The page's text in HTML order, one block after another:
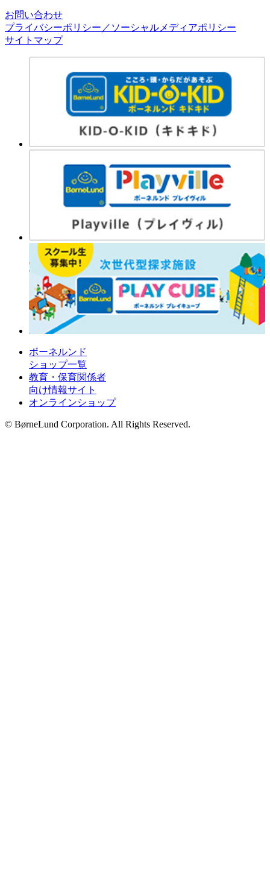
お問い合わせ
プライバシーポリシー／ソーシャルメディアポリシー
サイトマップ
ボーネルンド
ショップ一覧
教育・保育関係者
向け情報サイト
オンラインショップ
© BørneLund Corporation. All Rights Reserved.